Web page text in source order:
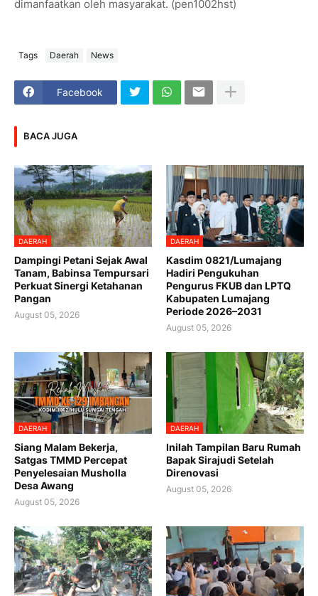
dimanfaatkan oleh masyarakat. (pen1002hst)
Tags Daerah News
Facebook
BACA JUGA
DAERAH
Dampingi Petani Sejak Awal
Tanam, Babinsa Tempursari
Perkuat Sinergi Ketahanan
Pangan
August 05, 2026
DAERAH
Kasdim 0821/Lumajang
Hadiri Pengukuhan
Pengurus FKUB dan LPTQ
Kabupaten Lumajang
Periode 2026–2031
August 05, 2026
DAERAH
Siang Malam Bekerja,
Satgas TMMD Percepat
Penyelesaian Musholla
Desa Awang
August 05, 2026
DAERAH
Inilah Tampilan Baru Rumah
Bapak Sirajudi Setelah
Direnovasi
August 05, 2026